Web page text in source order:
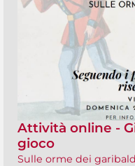
Attività online -
gioco
Sulle orme dei